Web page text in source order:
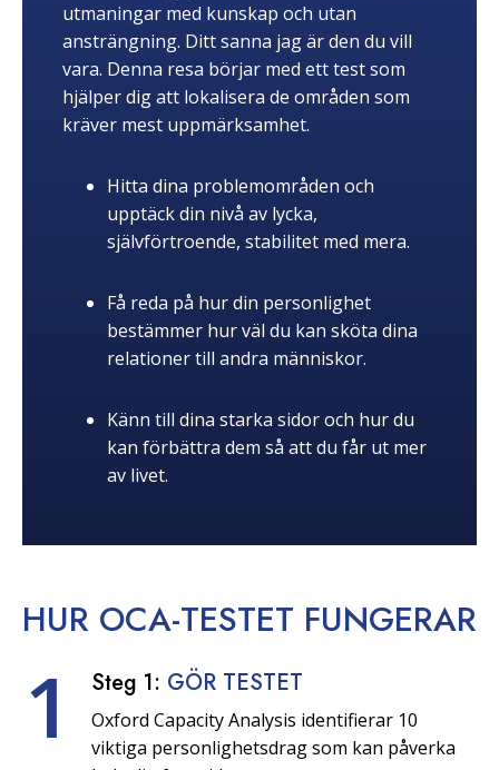
utmaningar med kunskap och utan
ansträngning. Ditt sanna jag är den du vill
vara. Denna resa börjar med ett test som
hjälper dig att lokalisera de områden som
kräver mest uppmärksamhet.
Hitta dina problemområden och
upptäck din nivå av lycka,
självförtroende, stabilitet med mera.
Få reda på hur din personlighet
bestämmer hur väl du kan sköta dina
relationer till andra människor.
Känn till dina starka sidor och hur du
kan förbättra dem så att du får ut mer
av livet.
HUR OCA-TESTET FUNGERAR
1 Steg 1: GÖR TESTET
Oxford Capacity Analysis identifierar 10
viktiga personlighetsdrag som kan påverka